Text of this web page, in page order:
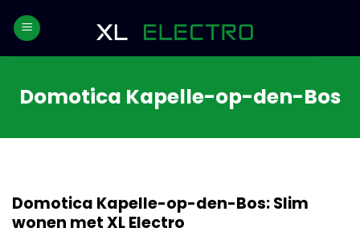
Domotica Kapelle-op-den-Bos
Domotica Kapelle-op-den-Bos: Slim
wonen met XL Electro